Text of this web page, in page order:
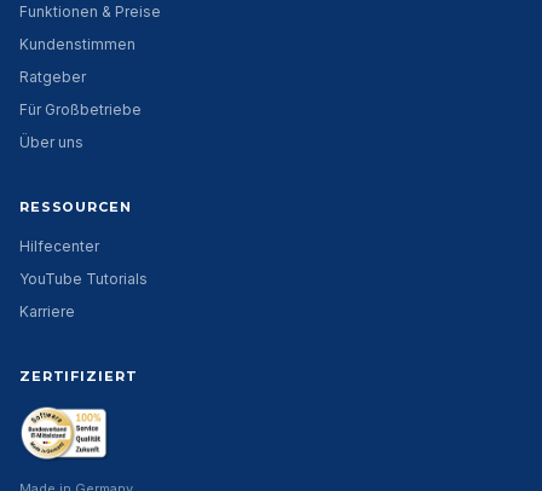
Funktionen & Preise
Kundenstimmen
Ratgeber
Für Großbetriebe
Über uns
RESSOURCEN
Hilfecenter
YouTube Tutorials
Karriere
ZERTIFIZIERT